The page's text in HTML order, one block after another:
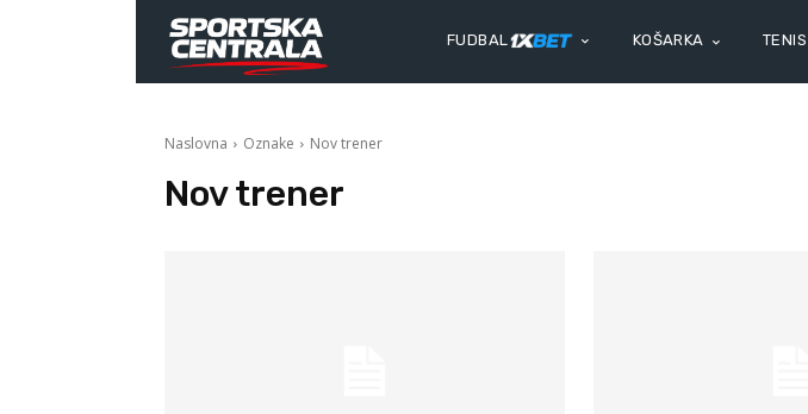
FUDBAL KOŠARKA TENIS
Naslovna Oznake Nov trener
Nov trener